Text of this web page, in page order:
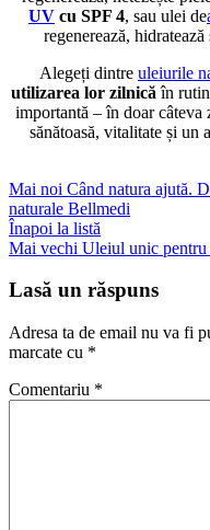
UV cu SPF 4, sau ulei de
regenerează,
Alegeți dintre uleiurile
utilizarea lor zilnică în
importantă – în doar câteva
sănătoasă, vitalitate și un
Mai noi Când natura ajută.
naturale Bellmedi
Înapoi la listă
Mai vechi Uleiul unic pentru
Lasă un răspuns
Adresa ta de email nu va fi
marcate cu *
Comentariu *